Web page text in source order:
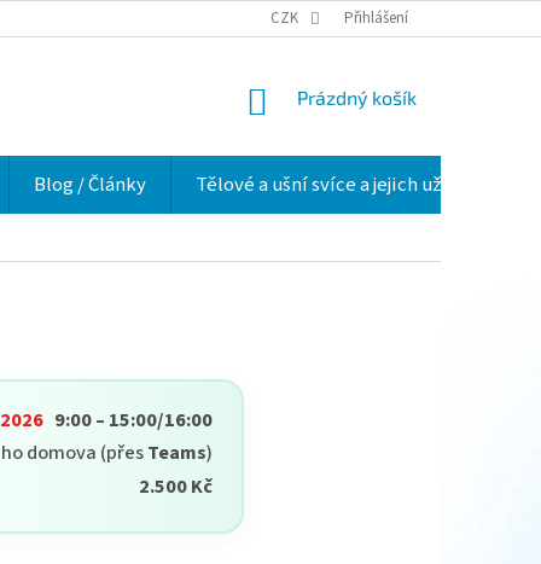
HODNOCENÍ OBCHODU O NÁS
CZK Přihlášení
NÁKUPNÍ
Prázdný košík
Blog / Články Tělové a ušní svíce a jejich užití v praxi
9:00 – 15:00/16:00
domova (přesTeams)
2.500 Kč